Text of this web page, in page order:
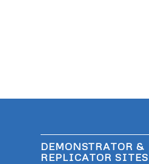
DEMONSTRATOR &
REPLICATOR SITES